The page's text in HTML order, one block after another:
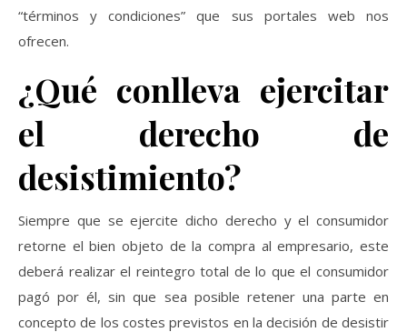
“términos y condiciones” que sus portales web nos
ofrecen.
¿Qué conlleva ejercitar
el derecho de
desistimiento?
Siempre que se ejercite dicho derecho y el consumidor
retorne el bien objeto de la compra al empresario, este
deberá realizar el reintegro total de lo que el consumidor
pagó por él, sin que sea posible retener una parte en
concepto de los costes previstos en la decisión de desistir